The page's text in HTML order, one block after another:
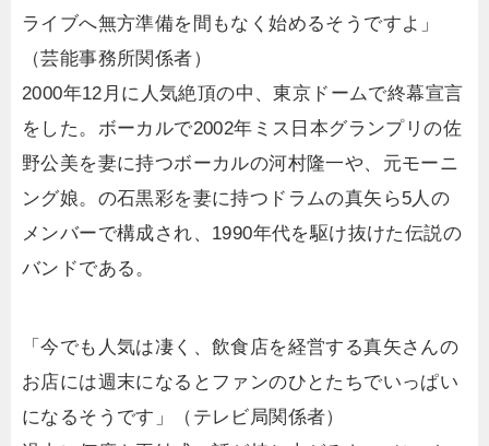
ライブへ無方準備を間もなく始めるそうですよ」
（芸能事務所関係者）
2000年12月に人気絶頂の中、東京ドームで終幕宣言
をした。ボーカルで2002年ミス日本グランプリの佐
野公美を妻に持つボーカルの河村隆一や、元モーニ
ング娘。の石黒彩を妻に持つドラムの真矢ら5人の
メンバーで構成され、1990年代を駆け抜けた伝説の
バンドである。
「今でも人気は凄く、飲食店を経営する真矢さんの
お店には週末になるとファンのひとたちでいっぱい
になるそうです」（テレビ局関係者）